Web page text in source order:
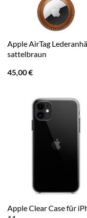
Apple AirTag
sattelbraun
45,00€
Apple Clear Case für